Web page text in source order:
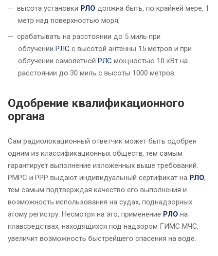
высота установки РЛО должна быть, по крайней мере, 1
метр над поверхностью моря;
срабатывать на расстоянии до 5 миль при
облучении РЛС с высотой антенны 15 метров и при
облучении самолетной РЛС мощностью 10 кВт на
расстоянии до 30 миль с высоты 1000 метров.
Одобрение квалификационного
органа
Сам радиолокационный ответчик может быть одобрен
одним из классификационных обществ, тем самым
гарантирует выполнение изложенных выше требований.
РМРС и РРР выдают индивидуальный сертификат на РЛО,
тем самым подтверждая качество его выполнения и
возможность использования на судах, поднадзорных
этому регистру. Несмотря на это, применение РЛО на
плавсредствах, находящихся под надзором ГИМС МЧС,
увеличит возможность быстрейшего спасения на воде.